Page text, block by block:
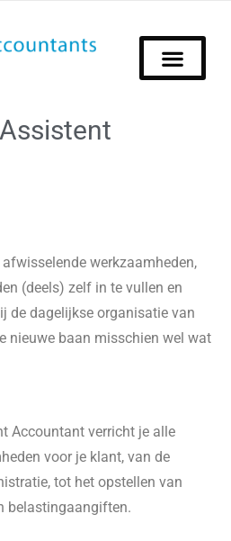
Assistent
werkzaamheden,
(deels) zelf in te vullen en
de dagelijkse organisatie van
nieuwe baan misschien wel wat
Accountant verricht je alle
voor je klant, van de
tot het opstellen van
belastingaangiften.